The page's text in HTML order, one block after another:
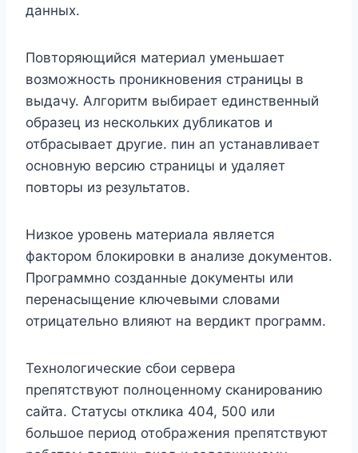
данных.
Повторяющийся материал уменьшает
возможность проникновения страницы в
выдачу. Алгоритм выбирает единственный
образец из нескольких дубликатов и
отбрасывает другие. пин ап устанавливает
основную версию страницы и удаляет
повторы из результатов.
Низкое уровень материала является
фактором блокировки в анализе документов.
Программно созданные документы или
перенасыщение ключевыми словами
отрицательно влияют на вердикт программ.
Технологические сбои сервера
препятствуют полноценному сканированию
сайта. Статусы отклика 404, 500 или
большое период отображения препятствуют